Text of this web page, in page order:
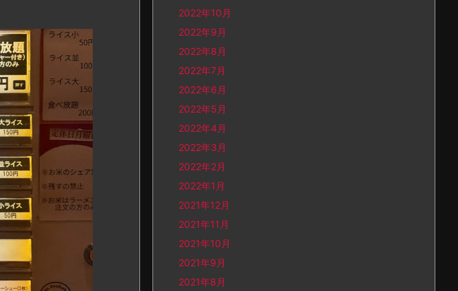
2022年10月
2022年9月
2022年8月
2022年7月
2022年6月
2022年5月
2022年4月
2022年3月
2022年2月
2022年1月
2021年12月
2021年11月
2021年10月
2021年9月
2021年8月